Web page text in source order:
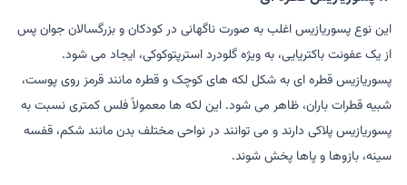
این نوع پسوریازیس اغلب به صورت ناگهانی در کودکان و بزرگسالان جوان پس
از یک عفونت باکتریایی، به ویژه گلودرد استرپتوکوکی، ایجاد می شود.
پسوریازیس قطره ای به شکل لکه های کوچک و قطره مانند قرمز روی پوست،
شبیه قطرات باران، ظاهر می شود. این لکه ها معمولاً فلس کمتری نسبت به
پسوریازیس پلاکی دارند و می توانند در نواحی مختلف بدن مانند شکم، قفسه
سینه، بازوها و پاها پخش شوند.